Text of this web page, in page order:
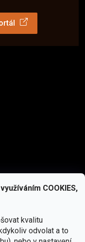
COOKIES,
kvalitu
odvolat a to